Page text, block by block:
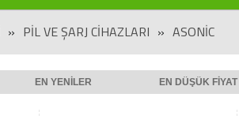
» PİL VE ŞARJ CİHAZLARI » ASONIC
EN YENILER EN DÜŞÜK FIYAT